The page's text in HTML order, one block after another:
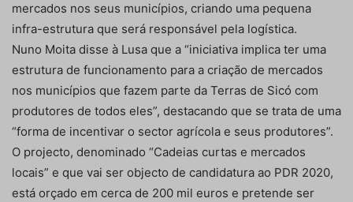
mercados nos seus municípios, criando uma pequena
infra-estrutura que será responsável pela logística.
Nuno Moita disse à Lusa que a “iniciativa implica ter uma
estrutura de funcionamento para a criação de mercados
nos municípios que fazem parte da Terras de Sicó com
produtores de todos eles”, destacando que se trata de uma
“forma de incentivar o sector agrícola e seus produtores”.
O projecto, denominado “Cadeias curtas e mercados
locais” e que vai ser objecto de candidatura ao PDR 2020,
está orçado em cerca de 200 mil euros e pretende ser